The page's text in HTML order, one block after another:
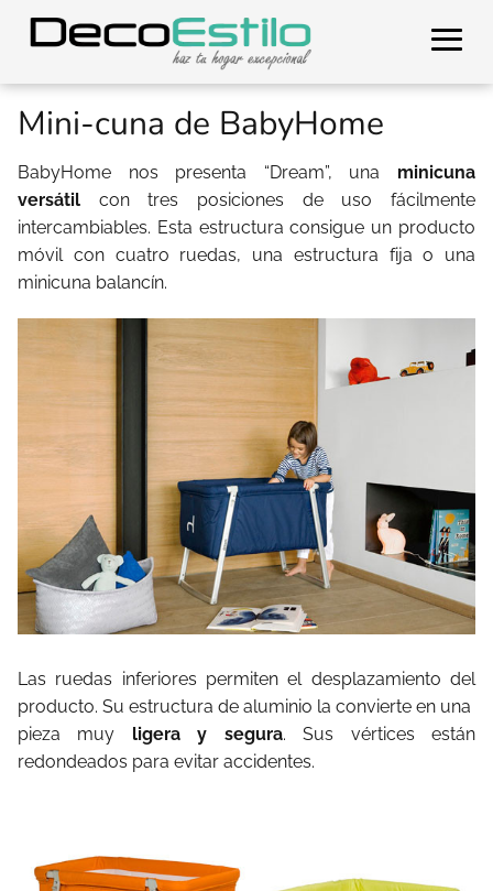
Mini-cuna de BabyHome
BabyHome nos presenta “Dream”, una minicuna
versátil con tres posiciones de uso fácilmente
intercambiables. Esta estructura consigue un producto
móvil con cuatro ruedas, una estructura fija o una
minicuna balancín.
Las ruedas inferiores permiten el desplazamiento del
producto. Su estructura de aluminio la convierte en una
pieza muy ligera y segura. Sus vértices están
redondeados para evitar accidentes.